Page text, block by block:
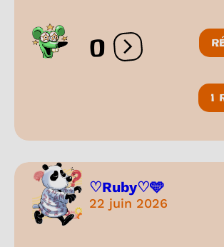
0 Ouvrir les
1
♡Ruby♡🩵
22 juin 2026